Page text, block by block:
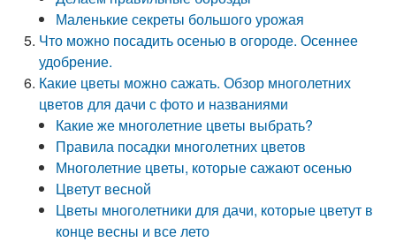
Маленькие секреты большого урожая
Что можно посадить осенью в огороде. Осеннее
удобрение.
Какие цветы можно сажать. Обзор многолетних
цветов для дачи с фото и названиями
Какие же многолетние цветы выбрать?
Правила посадки многолетних цветов
Многолетние цветы, которые сажают осенью
Цветут весной
Цветы многолетники для дачи, которые цветут в
конце весны и все лето